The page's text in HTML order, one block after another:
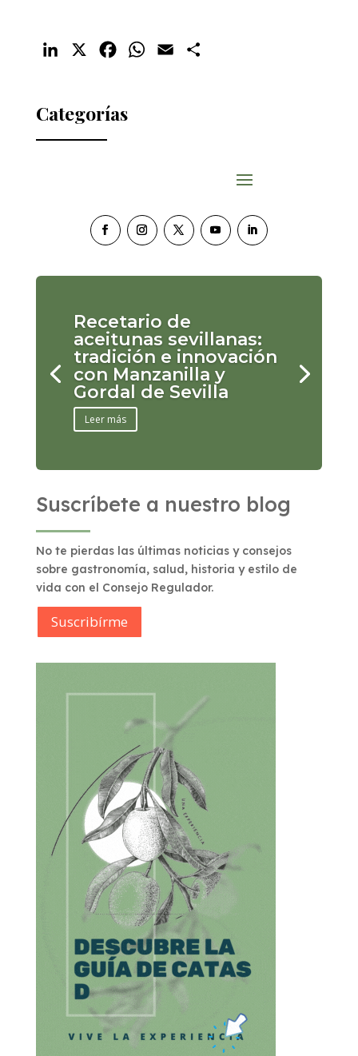
LinkedIn FacebookWhatsApp
Email
Categorías
Recetario de
aceitunas sevillanas:
tradición e innovación
con Manzanilla y
Gordal de Sevilla
Leer más
Suscríbete a nuestro blog
No te pierdas las últimas noticias y consejos
sobre gastronomía, salud, historia y estilo de
vida con el Consejo Regulador.
Suscribírme